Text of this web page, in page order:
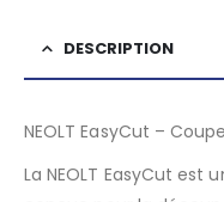
DESCRIPTION
NEOLT EasyCut –
La NEOLT EasyCut est